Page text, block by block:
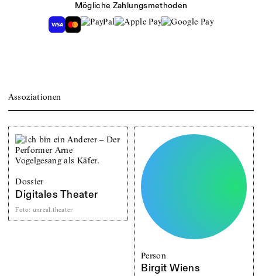
Mögliche Zahlungsmethoden
Assoziationen
Dossier
Digitales Theater
Foto: unreal.theater
Person
Birgit Wiens